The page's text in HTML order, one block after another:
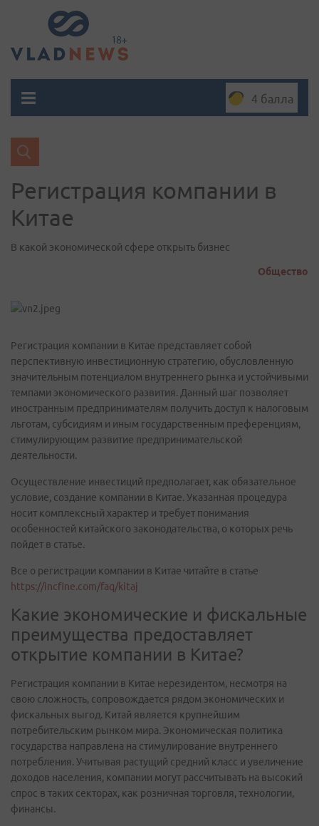
4 балла
Регистрация компании в
Китае
В какой экономической сфере открыть бизнес
Общество
Регистрация компании в Китае представляет собой
перспективную инвестиционную стратегию, обусловленную
значительным потенциалом внутреннего рынка и устойчивыми
темпами экономического развития. Данный шаг позволяет
иностранным предпринимателям получить доступ к налоговым
льготам, субсидиям и иным государственным преференциям,
стимулирующим развитие предпринимательской
деятельности.
Осуществление инвестиций предполагает, как обязательное
условие, создание компании в Китае. Указанная процедура
носит комплексный характер и требует понимания
особенностей китайского законодательства, о которых речь
пойдет в статье.
Все о регистрации компании в Китае читайте в статье
https://incfine.com/faq/kitaj
Какие экономические и фискальные
преимущества предоставляет
открытие компании в Китае?
Регистрация компании в Китае нерезидентом, несмотря на
свою сложность, сопровождается рядом экономических и
фискальных выгод. Китай является крупнейшим
потребительским рынком мира. Экономическая политика
государства направлена на стимулирование внутреннего
потребления. Учитывая растущий средний класс и увеличение
доходов населения, компании могут рассчитывать на высокий
спрос в таких секторах, как розничная торговля, технологии,
финансы.